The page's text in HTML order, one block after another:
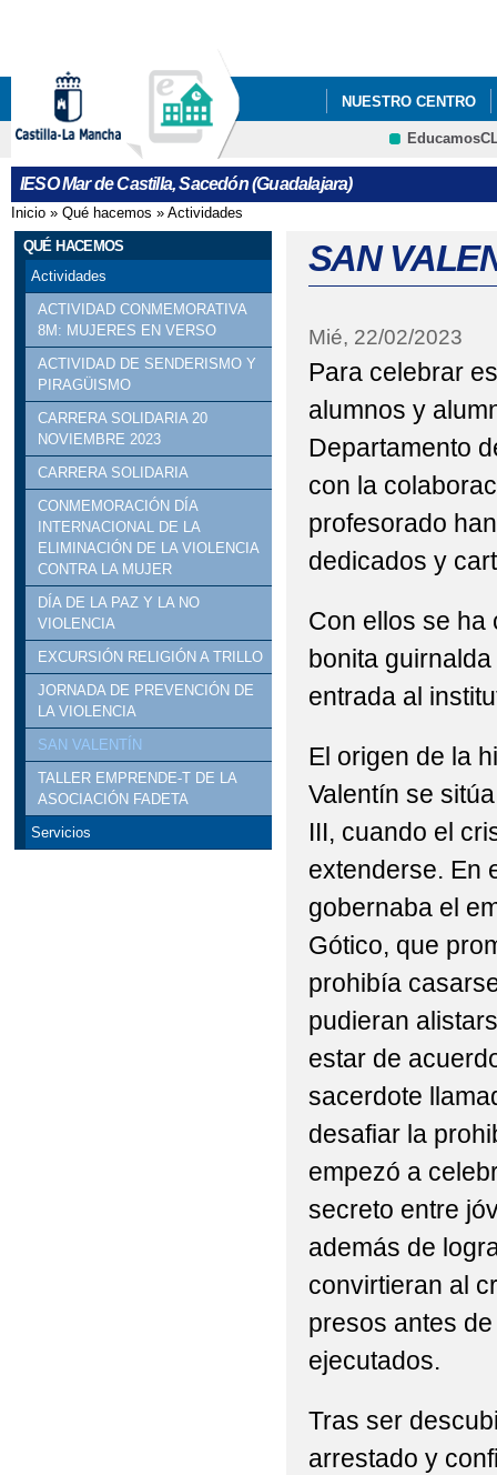
NUESTRO CENTRO
ACTO GRADUACIÓN
CARTEL
MUJER
CARTEL
MUJER
COFINANCIACIÓN
COFINANCIACIÓN
ESTANCIAS DE
FESTIVO LOCAL 1
HOMENAJE A DON
NCOF DEL IESO MAR
IESO Mar de Castilla, Sacedón (Guadalajara)
Se encuentra usted aquí
Inicio » Qué hacemos » Actividades
QUÉ HACEMOS
Actividades
ACTIVIDAD CONMEMORATIVA
8M: MUJERES EN VERSO
ACTIVIDAD DE SENDERISMO Y
PIRAGÜISMO
CARRERA SOLIDARIA 20
NOVIEMBRE 2023
CARRERA SOLIDARIA
CONMEMORACIÓN DÍA
INTERNACIONAL DE LA
ELIMINACIÓN DE LA VIOLENCIA
CONTRA LA MUJER
DÍA DE LA PAZ Y LA NO
VIOLENCIA
EXCURSIÓN RELIGIÓN A TRILLO
JORNADA DE PREVENCIÓN DE
LA VIOLENCIA
SAN VALENTÍN
TALLER EMPRENDE-T DE LA
ASOCIACIÓN FADETA
Servicios
SAN
Mié, 22/02/2023
Para celebrar
alumnos y
Departamento
con la
profesorado
dedicados y
Con ellos se ha
bonita
entrada al
El origen de la
Valentín se
III, cuando el
extenderse. En
gobernaba el
Gótico, que
prohibía
pudieran
estar de
sacerdote
desafiar la
empezó a
secreto entre
además de
convirtieran al
presos antes
ejecutados.
Tras ser
arrestado y